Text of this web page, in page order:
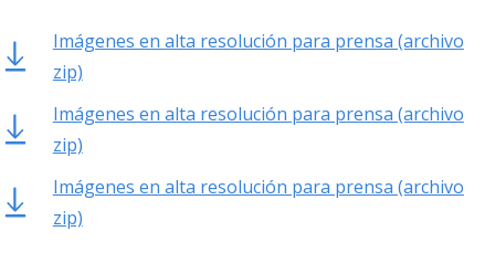
Imágenes en alta resolución para prensa (archivo
zip)
Imágenes en alta resolución para prensa (archivo
zip)
Imágenes en alta resolución para prensa (archivo
zip)